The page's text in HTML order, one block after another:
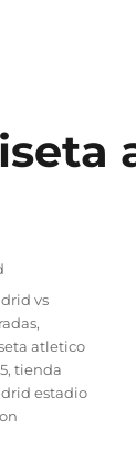
vs
,
atletico
,tienda
estadio